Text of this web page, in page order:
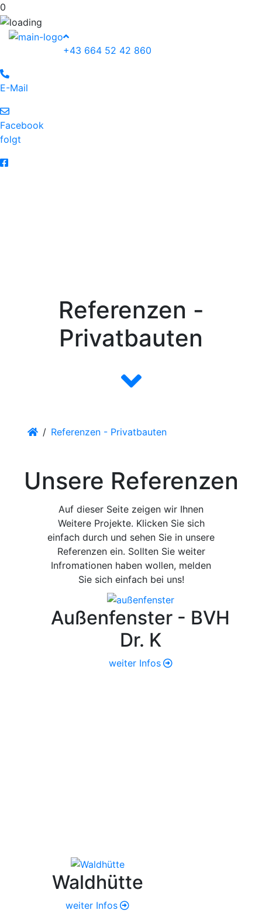
0
+43 664 52 42 860
E-Mail
Facebook
folgt
Referenzen -
Privatbauten
/ Referenzen - Privatbauten
Unsere Referenzen
Auf dieser Seite zeigen wir Ihnen
Weitere Projekte. Klicken Sie sich
einfach durch und sehen Sie in unsere
Referenzen ein. Sollten Sie weiter
Infromationen haben wollen, melden
Sie sich einfach bei uns!
Außenfenster - BVH
Dr. K
weiter Infos
Waldhütte
weiter Infos